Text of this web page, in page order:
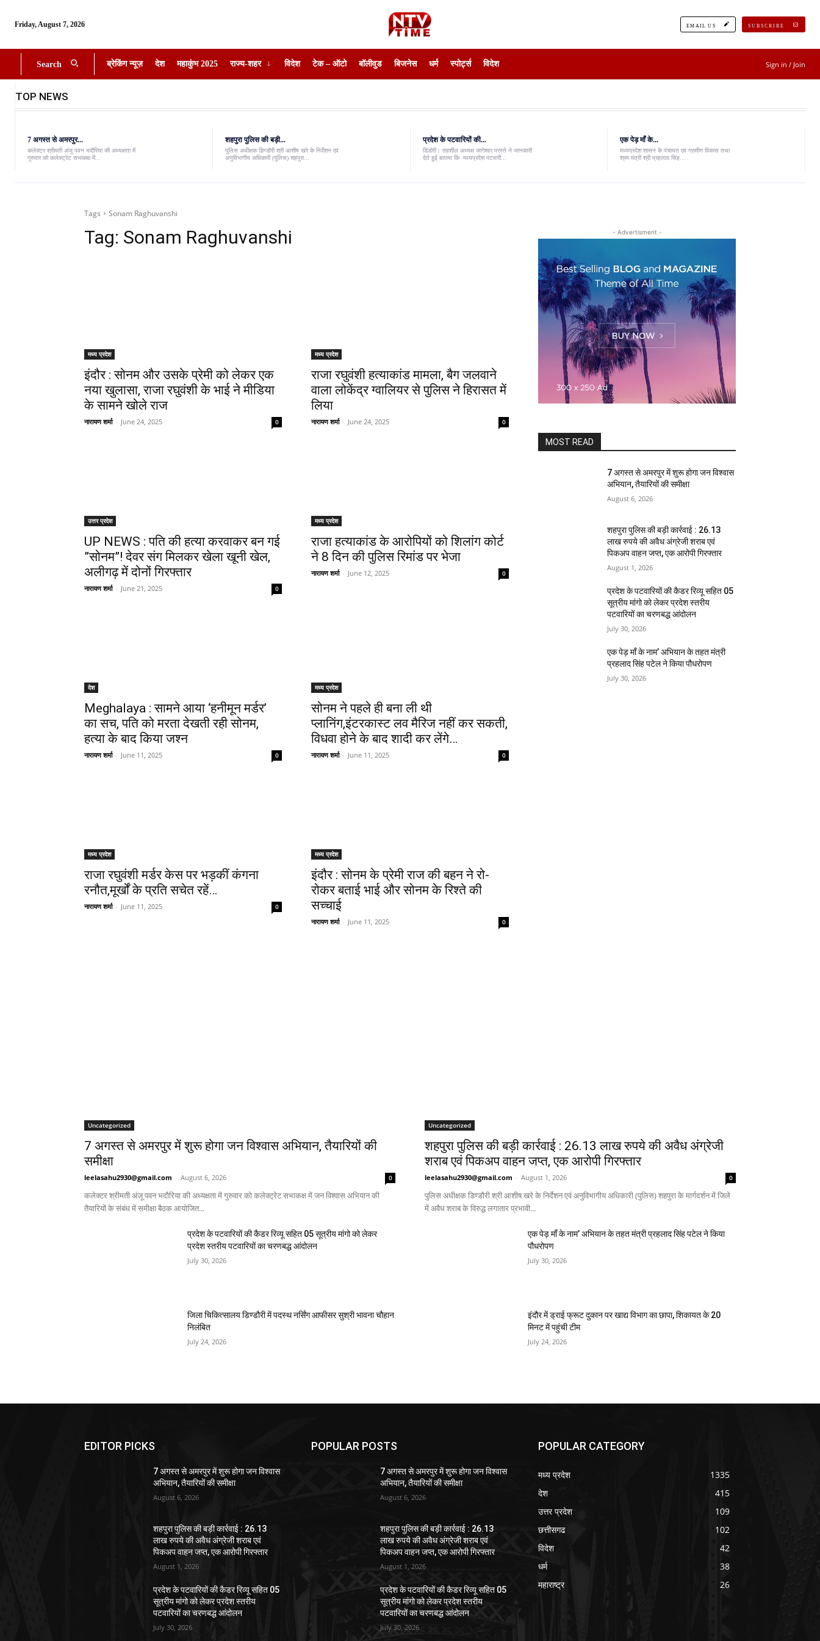
Friday, August 7, 2026 EMAIL US SUBSCRIBE
Search ब्रेकिंग न्यूज़ देश महाकुंभ 2025 राज्य-शहर विदेश टेक – ऑटो बॉलीवुड बिजनेस धर्म स्पोर्ट्स विदेश Sign in / Join
TOP NEWS
7 अगस्त से अमरपुर...
कलेक्टर श्रीमती अंजू पवन भदौरिया की अध्यक्षता में
गुरुवार को कलेक्ट्रेट सभाकक्ष में...
शहपुरा पुलिस की बड़ी...
पुलिस अधीक्षक डिण्डौरी श्री आशीष खरे के निर्देशन एवं
अनुविभागीय अधिकारी (पुलिस) शहपुरा...
प्रदेश के पटवारियों की...
डिंडोरी। तहशील अध्यक्ष जागेश्वर परस्ते ने जानकारी
देते हुई बताया कि मध्यप्रदेश पटवारी...
एक पेड़ माँ के...
मध्यप्रदेश शासन के पंचायत एवं ग्रामीण विकास तथा
श्रम मंत्री श्री प्रहलाद सिंह...
Tags Sonam Raghuvanshi
Tag: Sonam Raghuvanshi
मध्य प्रदेश
इंदौर : सोनम और उसके प्रेमी को लेकर एक
नया खुलासा, राजा रघुवंशी के भाई ने मीडिया
के सामने खोले राज
नारायण शर्मा - June 24, 2025 0
मध्य प्रदेश
राजा रघुवंशी हत्याकांड मामला, बैग जलवाने
वाला लोकेंद्र ग्वालियर से पुलिस ने हिरासत में
लिया
नारायण शर्मा - June 24, 2025 0
उत्तर प्रदेश
UP NEWS : पति की हत्या करवाकर बन गई
”सोनम”! देवर संग मिलकर खेला खूनी खेल,
अलीगढ़ में दोनों गिरफ्तार
नारायण शर्मा - June 21, 2025 0
मध्य प्रदेश
राजा हत्याकांड के आरोपियों को शिलांग कोर्ट
ने 8 दिन की पुलिस रिमांड पर भेजा
नारायण शर्मा - June 12, 2025 0
देश
Meghalaya : सामने आया ‘हनीमून मर्डर’
का सच, पति को मरता देखती रही सोनम,
हत्या के बाद किया जश्न
नारायण शर्मा - June 11, 2025 0
मध्य प्रदेश
सोनम ने पहले ही बना ली थी
प्लानिंग,इंटरकास्ट लव मैरिज नहीं कर सकती,
विधवा होने के बाद शादी कर लेंगे…
नारायण शर्मा - June 11, 2025 0
मध्य प्रदेश
राजा रघुवंशी मर्डर केस पर भड़कीं कंगना
रनौत,मूर्खों के प्रति सचेत रहें…
नारायण शर्मा - June 11, 2025 0
मध्य प्रदेश
इंदौर : सोनम के प्रेमी राज की बहन ने रो-
रोकर बताई भाई और सोनम के रिश्ते की
सच्चाई
नारायण शर्मा - June 11, 2025 0
- Advertisment -
MOST READ
7 अगस्त से अमरपुर में शुरू होगा जन विश्वास
अभियान, तैयारियों की समीक्षा
August 6, 2026
शहपुरा पुलिस की बड़ी कार्रवाई : 26.13
लाख रुपये की अवैध अंग्रेजी शराब एवं
पिकअप वाहन जप्त, एक आरोपी गिरफ्तार
August 1, 2026
प्रदेश के पटवारियों की कैडर रिव्यू सहित 05
सूत्रीय मांगो को लेकर प्रदेश स्तरीय
पटवारियों का चरणबद्ध आंदोलन
July 30, 2026
एक पेड़ माँ के नाम’ अभियान के तहत मंत्री
प्रहलाद सिंह पटेल ने किया पौधरोपण
July 30, 2026
Uncategorized
7 अगस्त से अमरपुर में शुरू होगा जन विश्वास अभियान, तैयारियों की
समीक्षा
leelasahu2930@gmail.com - August 6, 2026 0
कलेक्टर श्रीमती अंजू पवन भदौरिया की अध्यक्षता में गुरुवार को कलेक्ट्रेट सभाकक्ष में जन विश्वास अभियान की
तैयारियों के संबंध में समीक्षा बैठक आयोजित...
Uncategorized
शहपुरा पुलिस की बड़ी कार्रवाई : 26.13 लाख रुपये की अवैध अंग्रेजी
शराब एवं पिकअप वाहन जप्त, एक आरोपी गिरफ्तार
leelasahu2930@gmail.com - August 1, 2026 0
पुलिस अधीक्षक डिण्डौरी श्री आशीष खरे के निर्देशन एवं अनुविभागीय अधिकारी (पुलिस) शहपुरा के मार्गदर्शन में जिले
में अवैध शराब के विरुद्ध लगातार प्रभावी...
प्रदेश के पटवारियों की कैडर रिव्यू सहित 05 सूत्रीय मांगो को लेकर
प्रदेश स्तरीय पटवारियों का चरणबद्ध आंदोलन
July 30, 2026
एक पेड़ माँ के नाम’ अभियान के तहत मंत्री प्रहलाद सिंह पटेल ने किया
पौधरोपण
July 30, 2026
जिला चिकित्सालय डिण्डौरी में पदस्थ नर्सिंग आफीसर सुश्री भावना चौहान
निलंबित
July 24, 2026
इंदौर में ड्राई फ्रूट दुकान पर खाद्य विभाग का छापा, शिकायत के 20
मिनट में पहुंची टीम
July 24, 2026
EDITOR PICKS
7 अगस्त से अमरपुर में शुरू होगा जन विश्वास
अभियान, तैयारियों की समीक्षा
August 6, 2026
शहपुरा पुलिस की बड़ी कार्रवाई : 26.13
लाख रुपये की अवैध अंग्रेजी शराब एवं
पिकअप वाहन जप्त, एक आरोपी गिरफ्तार
August 1, 2026
प्रदेश के पटवारियों की कैडर रिव्यू सहित 05
सूत्रीय मांगो को लेकर प्रदेश स्तरीय
पटवारियों का चरणबद्ध आंदोलन
July 30, 2026
POPULAR POSTS
7 अगस्त से अमरपुर में शुरू होगा जन विश्वास
अभियान, तैयारियों की समीक्षा
August 6, 2026
शहपुरा पुलिस की बड़ी कार्रवाई : 26.13
लाख रुपये की अवैध अंग्रेजी शराब एवं
पिकअप वाहन जप्त, एक आरोपी गिरफ्तार
August 1, 2026
प्रदेश के पटवारियों की कैडर रिव्यू सहित 05
सूत्रीय मांगो को लेकर प्रदेश स्तरीय
पटवारियों का चरणबद्ध आंदोलन
July 30, 2026
POPULAR CATEGORY
मध्य प्रदेश
1335
देश
415
उत्तर प्रदेश
109
छत्तीसगढ
102
विदेश
42
धर्म
38
महाराष्ट्र
26